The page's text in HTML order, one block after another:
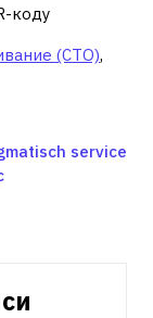
коду
(СТО),
service